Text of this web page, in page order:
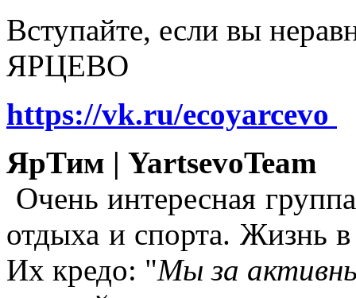
Вступайте, если вы
ЯРЦЕВО
https://vk.ru/ecoyarcevo
ЯрТим | YartsevoTeam
Очень интересная
отдыха и спорта. Жизнь
Их кредо: "Мы за